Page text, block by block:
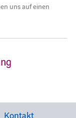
uns auf einen
Kontakt